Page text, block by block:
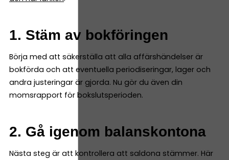
1. Stäm av bokföringen
Börja med att säkerställa att alla affärshändelser är
bokförda och att eventuella periodiseringar, lager och
andra justeringar är gjorda. Nu gör du även din
momsrapport för bokslutsperioden.
2. Gå igenom balanskontona
Nästa steg är att kontrollera att saldona stämmer. Här